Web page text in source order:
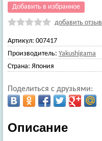
Добавить в избранное
добавить отзыв
Артикул: 007417
Производитель: Yakushigama
Страна: Япония
Поделиться с друзьями:
Описание